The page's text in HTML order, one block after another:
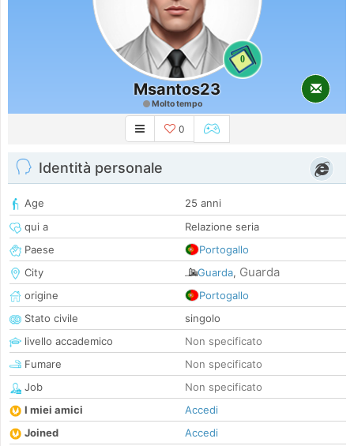
0
Msantos23
Molto tempo
0
Identità personale
Age
25 anni
qui a
Relazione seria
Paese
Portogallo
City
Guarda, Guarda
origine
Portogallo
Stato civile
singolo
livello accademico
Non specificato
Fumare
Non specificato
Job
Non specificato
I miei amici
Accedi
Joined
Accedi